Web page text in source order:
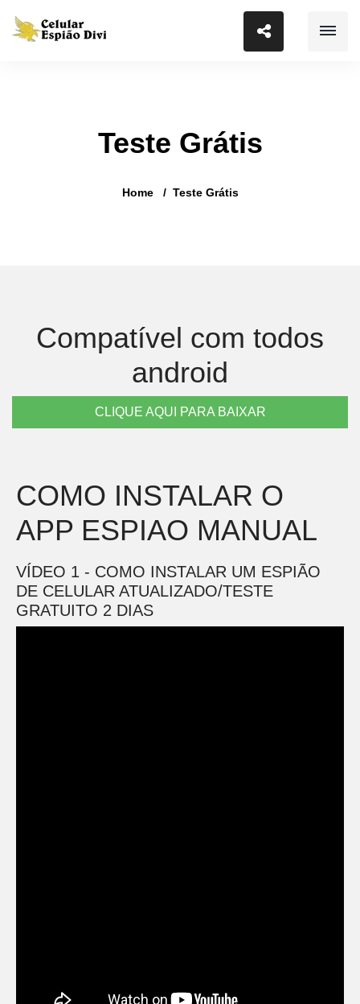
Teste Grátis
Home Teste Grátis
Compatível com todos
android
CLIQUE AQUI PARA BAIXAR
COMO INSTALAR O
APP ESPIAO MANUAL
VÍDEO 1 - COMO INSTALAR UM ESPIÃO
DE CELULAR ATUALIZADO/TESTE
GRATUITO 2 DIAS